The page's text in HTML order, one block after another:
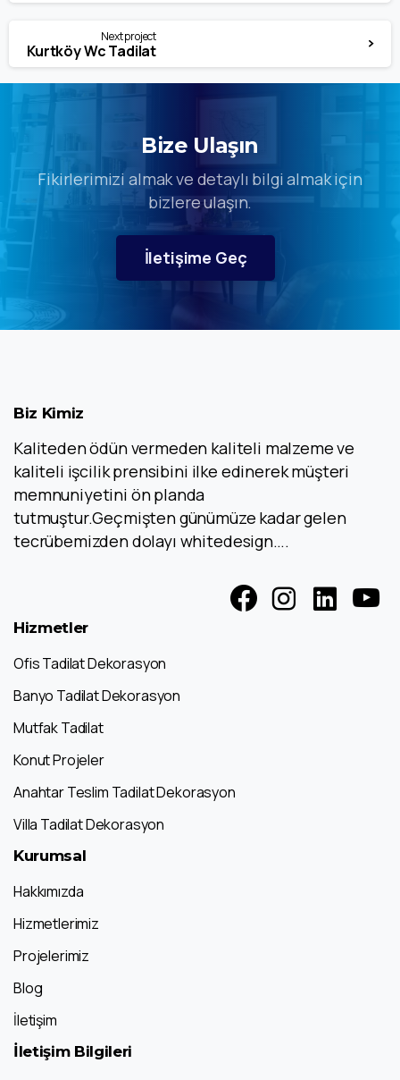
Next project
Kurtköy Wc Tadilat
Bize Ulaşın
Fikirlerimizi almak ve detaylı bilgi almak için
bizlere ulaşın.
İletişime Geç
Biz Kimiz
Kaliteden ödün vermeden kaliteli malzeme ve
kaliteli işcilik prensibini ilke edinerek müşteri
memnuniyetini ön planda
tutmuştur.Geçmişten günümüze kadar gelen
tecrübemizden dolayı whitedesign….
Hizmetler
Ofis Tadilat Dekorasyon
Banyo Tadilat Dekorasyon
Mutfak Tadilat
Konut Projeler
Anahtar Teslim Tadilat Dekorasyon
Villa Tadilat Dekorasyon
Kurumsal
Hakkımızda
Hizmetlerimiz
Projelerimiz
Blog
İletişim
İletişim Bilgileri